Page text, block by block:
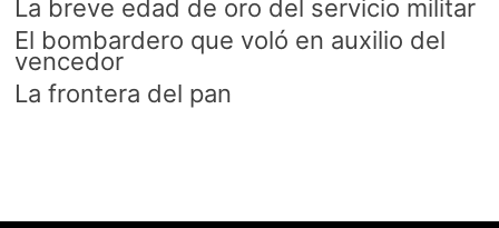
La breve edad de oro del servicio militar
El bombardero que voló en auxilio del
vencedor
La frontera del pan